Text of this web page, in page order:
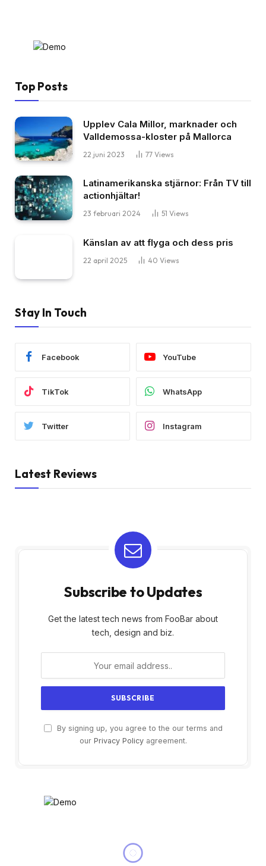
Top Posts
Upplev Cala Millor, marknader och
Valldemossa-kloster på Mallorca
22 juni 2023 77 Views
Latinamerikanska stjärnor: Från TV till
actionhjältar!
23 februari 2024 51 Views
Känslan av att flyga och dess pris
22 april 2025 40 Views
Stay In Touch
Facebook YouTube
TikTok WhatsApp
Twitter Instagram
Latest Reviews
Subscribe to Updates
Get the latest tech news from FooBar about
tech, design and biz.
By signing up, you agree to the our terms and
our Privacy Policyagreement.